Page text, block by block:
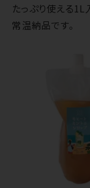
たっぷり使える1L
常温納品です。